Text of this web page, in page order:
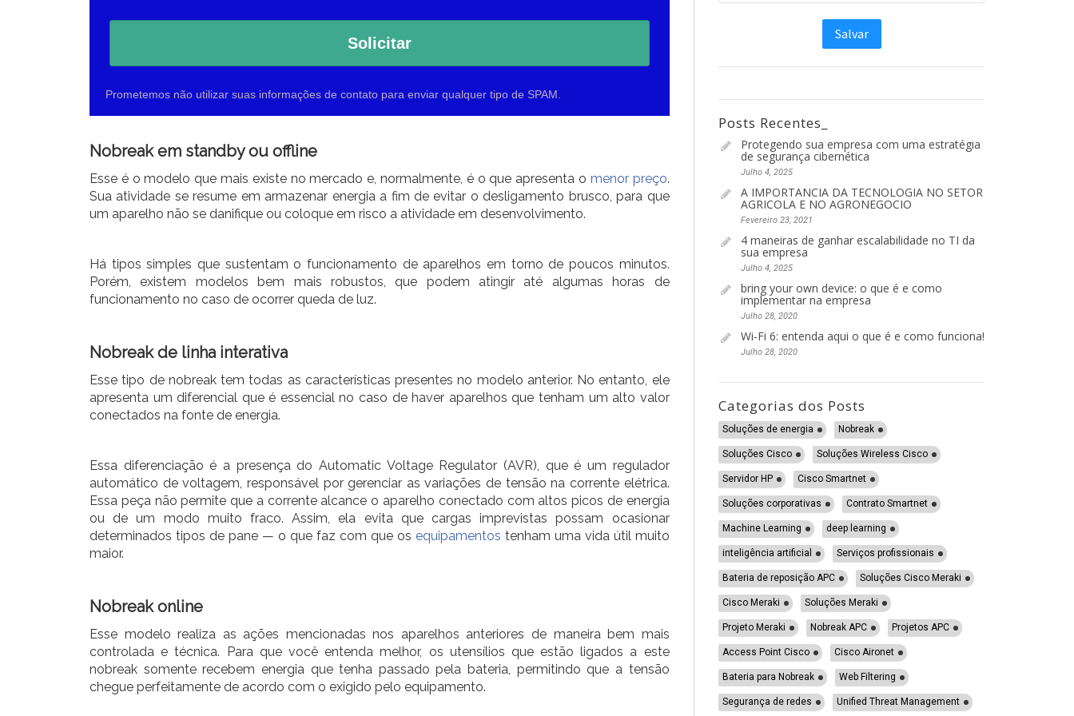
Solicitar
Prometemos não utilizar suas informações de contato para enviar qualquer tipo de SPAM.
Nobreak em standby ou offline
Esse é o modelo que mais existe no mercado e, normalmente, é o que apresenta o menor preço.
Sua atividade se resume em armazenar energia a fim de evitar o desligamento brusco, para que
um aparelho não se danifique ou coloque em risco a atividade em desenvolvimento.
Há tipos simples que sustentam o funcionamento de aparelhos em torno de poucos minutos.
Porém, existem modelos bem mais robustos, que podem atingir até algumas horas de
funcionamento no caso de ocorrer queda de luz.
Nobreak de linha interativa
Esse tipo de nobreak tem todas as características presentes no modelo anterior. No entanto, ele
apresenta um diferencial que é essencial no caso de haver aparelhos que tenham um alto valor
conectados na fonte de energia.
Essa diferenciação é a presença do Automatic Voltage Regulator (AVR), que é um regulador
automático de voltagem, responsável por gerenciar as variações de tensão na corrente elétrica.
Essa peça não permite que a corrente alcance o aparelho conectado com altos picos de energia
ou de um modo muito fraco. Assim, ela evita que cargas imprevistas possam ocasionar
determinados tipos de pane — o que faz com que os equipamentos tenham uma vida útil muito
maior.
Nobreak online
Esse modelo realiza as ações mencionadas nos aparelhos anteriores de maneira bem mais
controlada e técnica. Para que você entenda melhor, os utensílios que estão ligados a este
nobreak somente recebem energia que tenha passado pela bateria, permitindo que a tensão
chegue perfeitamente de acordo com o exigido pelo equipamento.
Posts Recentes_
Protegendo sua empresa com uma estratégia
de segurança cibernética
Julho 4, 2025
A IMPORTANCIA DA TECNOLOGIA NO SETOR
AGRICOLA E NO AGRONEGOCIO
Fevereiro 23, 2021
4 maneiras de ganhar escalabilidade no TI da
sua empresa
Julho 4, 2025
bring your own device: o que é e como
implementar na empresa
Julho 28, 2020
Wi-Fi 6: entenda aqui o que é e como funciona!
Julho 28, 2020
Categorias dos Posts
Soluções de energia Nobreak
Soluções Cisco Soluções Wireless Cisco
Servidor HP Cisco Smartnet
Soluções corporativas Contrato Smartnet
Machine Learning deep learning
inteligência artificial Serviços profissionais
Bateria de reposição APC Soluções Cisco Meraki
Cisco Meraki Soluções Meraki
Projeto Meraki Nobreak APC Projetos APC
Access Point Cisco Cisco Aironet
Bateria para Nobreak Web Filtering
Segurança de redes Unified Threat Management